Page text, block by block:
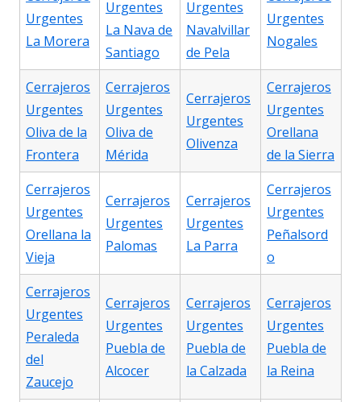
Urgentes
La Morera
Urgentes
La Nava de
Santiago
Urgentes
Navalvillar
de Pela
Urgentes
Nogales
Cerrajeros
Urgentes
Oliva de la
Frontera
Cerrajeros
Urgentes
Oliva de
Mérida
Cerrajeros
Urgentes
Olivenza
Cerrajeros
Urgentes
Orellana
de la Sierra
Cerrajeros
Urgentes
Orellana la
Vieja
Cerrajeros
Urgentes
Palomas
Cerrajeros
Urgentes
La Parra
Cerrajeros
Urgentes
Peñalsord
o
Cerrajeros
Urgentes
Peraleda
del
Zaucejo
Cerrajeros
Urgentes
Puebla de
Alcocer
Cerrajeros
Urgentes
Puebla de
la Calzada
Cerrajeros
Urgentes
Puebla de
la Reina